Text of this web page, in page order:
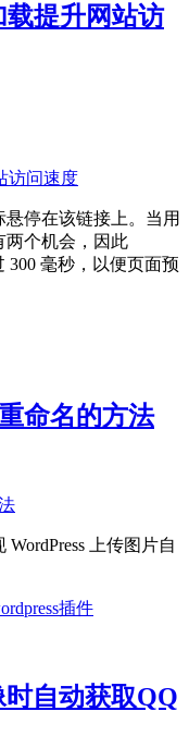
载提升网站访
停在该链接上。当用
两个机会，因此
300 毫秒，以便页面预
命名的方法
上传图片自
插件
自动获取QQ